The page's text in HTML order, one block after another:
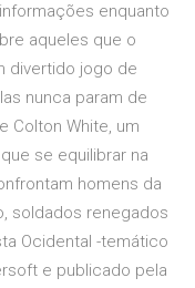
enquanto
aqueles que o
divertido jogo de
nunca param de
Colton White, um
se equilibrar na
homens da
soldados renegados
Ocidental -temático
e publicado pela